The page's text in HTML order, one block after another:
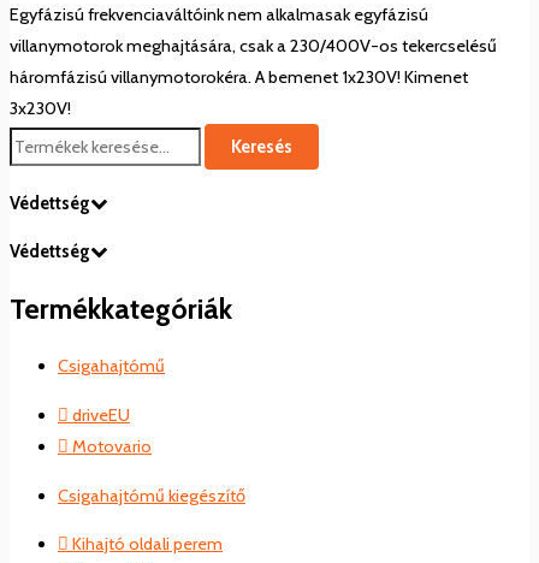
Egyfázisú frekvenciaváltóink nem alkalmasak egyfázisú
villanymotorok meghajtására, csak a 230/400V-os tekercselésű
háromfázisú villanymotorokéra. A bemenet 1x230V! Kimenet
3x230V!
Keresés
Védettség
Védettség
Termékkategóriák
Csigahajtómű
driveEU
Motovario
Csigahajtómű kiegészítő
Kihajtó oldali perem